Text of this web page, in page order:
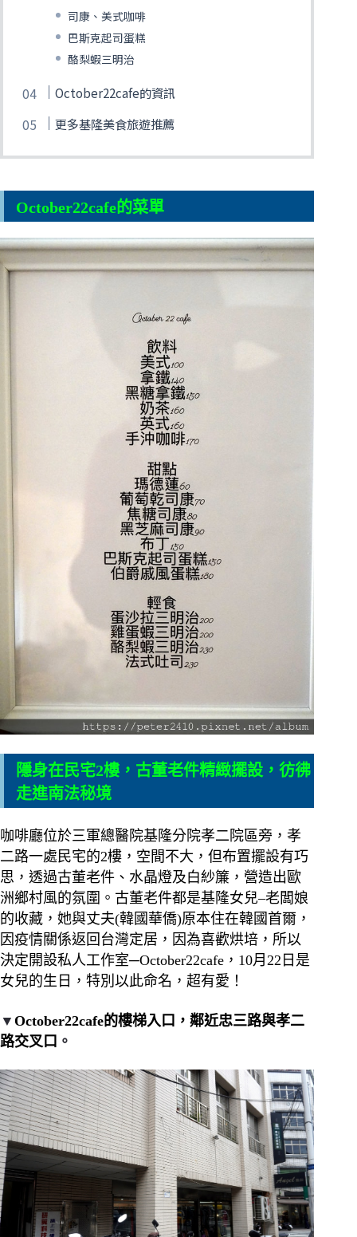
司康、美式咖啡
巴斯克起司蛋糕
酪梨蝦三明治
October22cafe的資訊
更多基隆美食旅遊推薦
October22cafe的菜單
隱身在民宅2樓，古董老件精緻擺設，彷彿
走進南法秘境
咖啡廳位於三軍總醫院基隆分院孝二院區旁，孝
二路一處民宅的2樓，空間不大，但布置擺設有巧
思，透過古董老件、水晶燈及白紗簾，營造出歐
洲鄉村風的氛圍。古董老件都是基隆女兒–老闆娘
的收藏，她與丈夫(韓國華僑)原本住在韓國首爾，
因疫情關係返回台灣定居，因為喜歡烘培，所以
決定開設私人工作室─October22cafe，10月22日是
女兒的生日，特別以此命名，超有愛！
▼ October22cafe的樓梯入口，鄰近忠三路與孝二
路交叉口 。